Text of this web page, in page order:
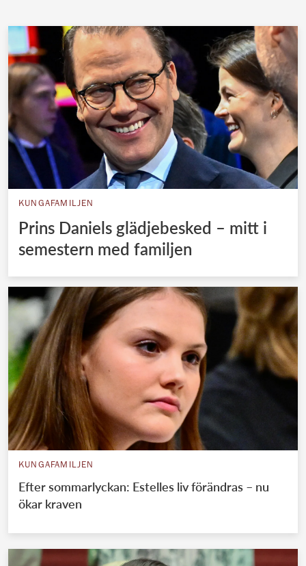
KUNGAFAMILJEN
Prins Daniels glädjebesked – mitt i
semestern med familjen
KUNGAFAMILJEN
Efter sommarlyckan: Estelles liv förändras – nu
ökar kraven